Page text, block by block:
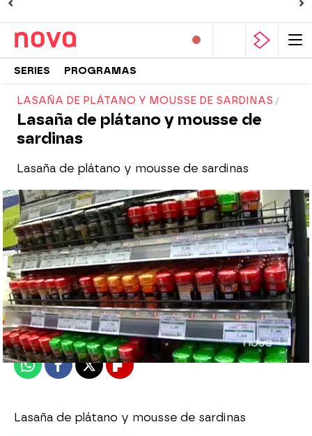
SERIES PROGRAMAS
LASAÑA DE PLÁTANO Y MOUSSE DE SARDINAS
Lasaña de plátano y mousse de
sardinas
Lasaña de plátano y mousse de sardinas
Nova
Publicado:18 de septiembre de 2011, 11:56
WhatsappFacebook
X Flipboard
Lasaña de plátano y mousse de sardinas